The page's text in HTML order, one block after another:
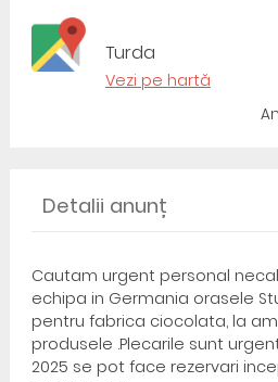
Turda
Vezi pe hartă
Detalii anunț
Cautam urgent personal
echipa in Germania orasele
pentru fabrica ciocolata, la
produsele .Plecarile sunt
2025 se pot face rezervari